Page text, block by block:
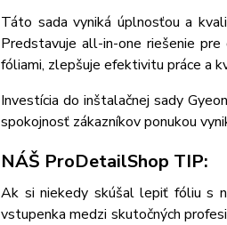
Táto sada vyniká úplnosťou a
Predstavuje all-in-one riešenie
fóliami, zlepšuje efektivitu práce a
Investícia do inštalačnej sady
spokojnosť zákazníkov ponukou
NÁŠ ProDetailShop TIP:
Ak si niekedy skúšal lepiť fóliu s
vstupenka medzi skutočných